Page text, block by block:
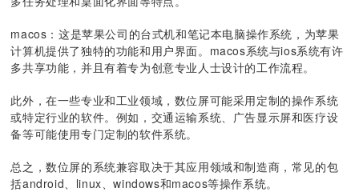
macos：这是苹果公司的台式机和笔记本电脑操作系统，为苹果
计算机提供了独特的功能和用户界面。macos系统与ios系统有许
多共享功能，并且有着专为创意专业人士设计的工作流程。
此外，在一些专业和工业领域，数位屏可能采用定制的操作系统
或特定行业的软件。例如，交通运输系统、广告显示屏和医疗设
备等可能使用专门定制的软件系统。
总之，数位屏的系统兼容取决于其应用领域和制造商，常见的包
括android、linux、windows和macos等操作系统。